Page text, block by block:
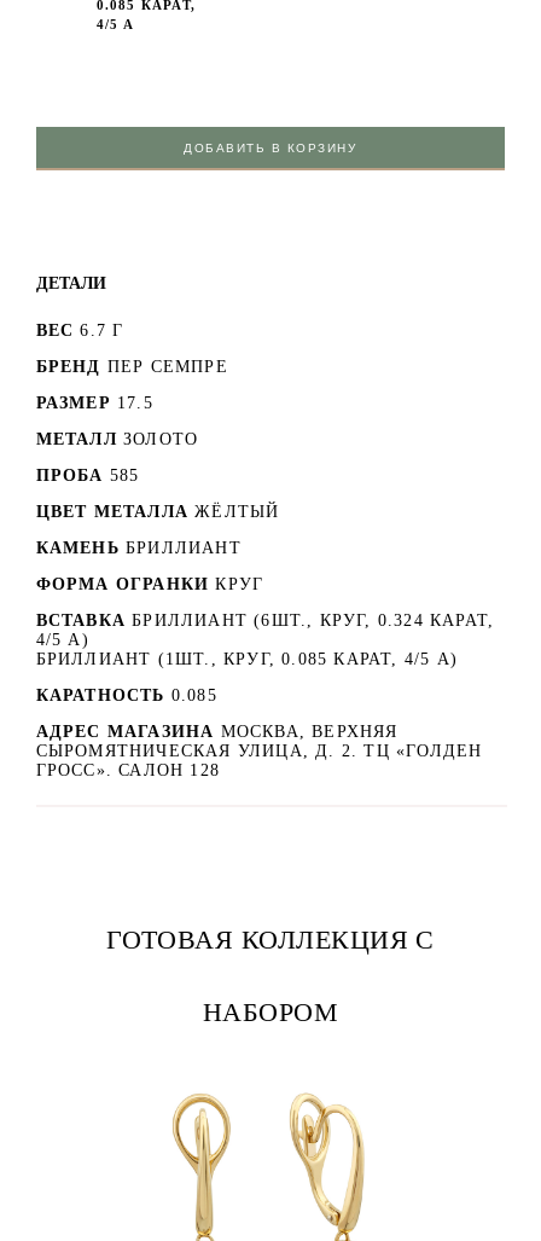
0.085 КАРАТ,
4/5 А
ДОБАВИТЬ В КОРЗИНУ
ДЕТАЛИ
ВЕС 6.7 Г
БРЕНД ПЕР СЕМПРЕ
РАЗМЕР 17.5
МЕТАЛЛ ЗОЛОТО
ПРОБА 585
ЦВЕТ МЕТАЛЛА ЖЁЛТЫЙ
КАМЕНЬ БРИЛЛИАНТ
ФОРМА ОГРАНКИ КРУГ
ВСТАВКА БРИЛЛИАНТ (6ШТ., КРУГ, 0.324 КАРАТ,
4/5 А)
БРИЛЛИАНТ (1ШТ., КРУГ, 0.085 КАРАТ, 4/5 А)
КАРАТНОСТЬ 0.085
АДРЕС МАГАЗИНА МОСКВА, ВЕРХНЯЯ
СЫРОМЯТНИЧЕСКАЯ УЛИЦА, Д. 2. ТЦ «ГОЛДЕН
ГРОСС». САЛОН 128
ГОТОВАЯ КОЛЛЕКЦИЯ С
НАБОРОМ